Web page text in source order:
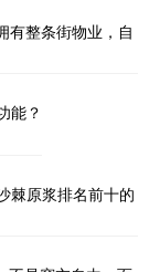
有整条街物业，自
能？
棘原浆排名前十的